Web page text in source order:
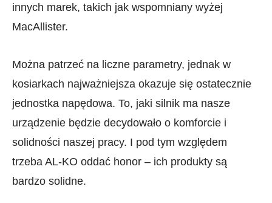
innych marek, takich jak wspomniany wyżej
MacAllister.
Można patrzeć na liczne parametry, jednak w
kosiarkach najważniejsza okazuje się ostatecznie
jednostka napędowa. To, jaki silnik ma nasze
urządzenie będzie decydowało o komforcie i
solidności naszej pracy. I pod tym względem
trzeba AL-KO oddać honor – ich produkty są
bardzo solidne.